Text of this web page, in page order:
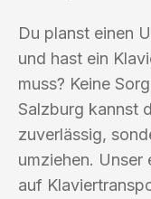
Du planst einen
und hast ein
muss? Keine
Salzburg kannst
zuverlässig,
umziehen. Unser
auf